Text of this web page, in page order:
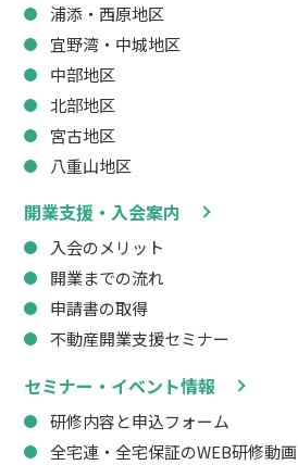
浦添・西原地区
宜野湾・中城地区
中部地区
北部地区
宮古地区
八重山地区
開業支援・入会案内
入会のメリット
開業までの流れ
申請書の取得
不動産開業支援セミナー
セミナー・イベント情報
研修内容と申込フォーム
全宅連・全宅保証のWEB研修動画